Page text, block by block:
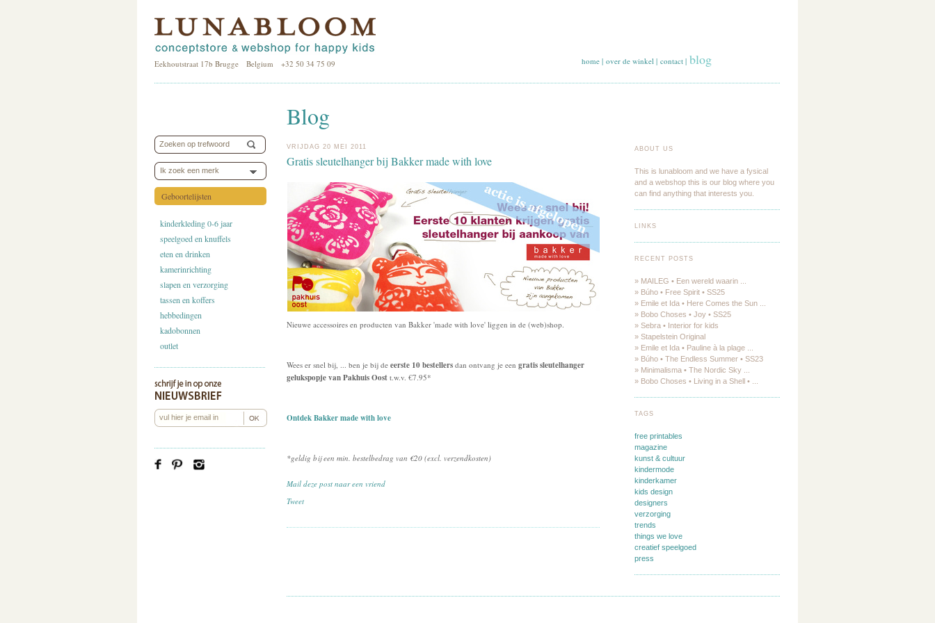
Eekhoutstraat 17b Brugge Belgium +32 50 34 75 09 home | over de winkel | contact | blog
Ik zoek een merk
Geboortelijsten
kinderkleding 0-6 jaar
speelgoed en knuffels
eten en drinken
kamerinrichting
slapen en verzorging
tassen en koffers
hebbedingen
kadobonnen
outlet
Blog
VRIJDAG 20 MEI 2011
Gratis sleutelhanger bij Bakker made with love
Nieuwe accessoires en producten van Bakker 'made with love' liggen in de (web)shop.
Wees er snel bij, ... ben je bij de eerste 10 bestellers dan ontvang je een gratis sleutelhanger
gelukspopje van Pakhuis Oost t.w.v. €7.95*
Ontdek Bakker made with love
*geldig bij een min. bestelbedrag van €20 (excl. verzendkosten)
Mail deze post naar een vriend
Tweet
ABOUT US
This is lunabloom and we have a fysical
and a webshop this is our blog where you
can find anything that interests you.
LINKS
RECENT POSTS
» MAILEG • Een wereld waarin ...
» Búho • Free Spirit • SS25
» Emile et Ida • Here Comes the Sun ...
» Bobo Choses • Joy • SS25
» Sebra • Interior for kids
» Stapelstein Original
» Emile et Ida • Pauline à la plage ...
» Búho • The Endless Summer • SS23
» Minimalisma • The Nordic Sky ...
» Bobo Choses • Living in a Shell • ...
TAGS
free printables
magazine
kunst & cultuur
kindermode
kinderkamer
kids design
designers
verzorging
trends
things we love
creatief speelgoed
press